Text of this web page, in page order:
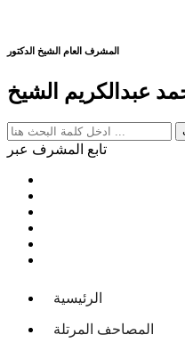
المشرف العام الشيخ الدكتور
عبدالكريم الشيخ
تابع المشرف عبر
الرئيسية
المصاحف المرتلة